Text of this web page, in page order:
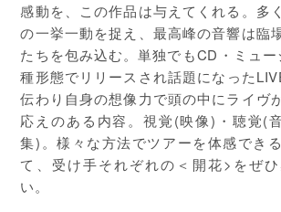
感動を、この作品は与えてくれる。多
の一挙一動を捉え、最高峰の音響は臨
たちを包み込む。単独でもCD・ミュ
種形態でリリースされ話題になった
伝わり自身の想像力で頭の中にライヴ
応えのある内容。視覚(映像)・聴覚(
集)。様々な方法でツアーを体感でき
て、受け手それぞれの＜開花>をぜ
い。